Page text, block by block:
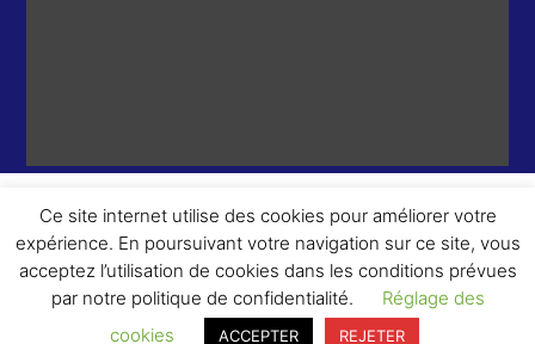
© 2026 – 2 ème Round – Tous droits réservés.
Ce site internet utilise des cookies pour améliorer votre
expérience. En poursuivant votre navigation sur ce site, vous
acceptez l’utilisation de cookies dans les conditions prévues
par notre politique de confidentialité.
Réglage des
cookies
ACCEPTER REJETER